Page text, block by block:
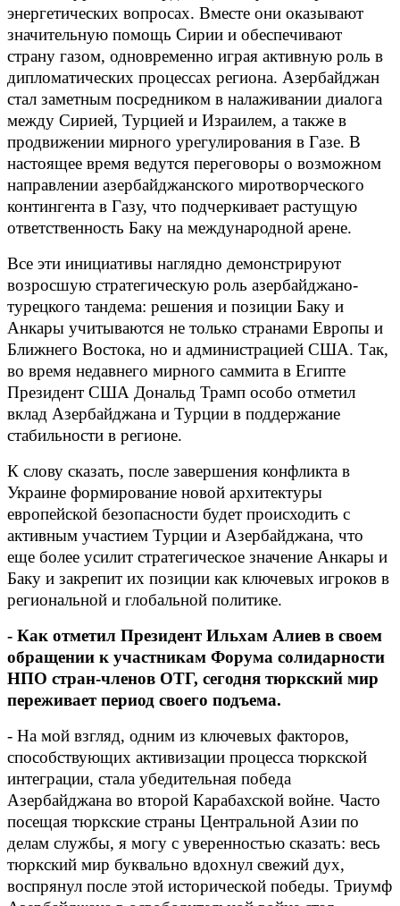
энергетических вопросах. Вместе они оказывают
значительную помощь Сирии и обеспечивают
страну газом, одновременно играя активную роль в
дипломатических процессах региона. Азербайджан
стал заметным посредником в налаживании диалога
между Сирией, Турцией и Израилем, а также в
продвижении мирного урегулирования в Газе. В
настоящее время ведутся переговоры о возможном
направлении азербайджанского миротворческого
контингента в Газу, что подчеркивает растущую
ответственность Баку на международной арене.
Все эти инициативы наглядно демонстрируют
возросшую стратегическую роль азербайджано-
турецкого тандема: решения и позиции Баку и
Анкары учитываются не только странами Европы и
Ближнего Востока, но и администрацией США. Так,
во время недавнего мирного саммита в Египте
Президент США Дональд Трамп особо отметил
вклад Азербайджана и Турции в поддержание
стабильности в регионе.
К слову сказать, после завершения конфликта в
Украине формирование новой архитектуры
европейской безопасности будет происходить с
активным участием Турции и Азербайджана, что
еще более усилит стратегическое значение Анкары и
Баку и закрепит их позиции как ключевых игроков в
региональной и глобальной политике.
- Как отметил Президент Ильхам Алиев в своем
обращении к участникам Форума солидарности
НПО стран-членов ОТГ, сегодня тюркский мир
переживает период своего подъема.
- На мой взгляд, одним из ключевых факторов,
способствующих активизации процесса тюркской
интеграции, стала убедительная победа
Азербайджана во второй Карабахской войне. Часто
посещая тюркские страны Центральной Азии по
делам службы, я могу с уверенностью сказать: весь
тюркский мир буквально вдохнул свежий дух,
воспрянул после этой исторической победы. Триумф